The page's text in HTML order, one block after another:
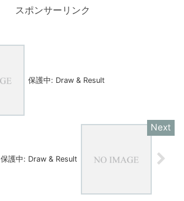
スポンサーリンク
保護中: Draw & Result
保護中: Draw & Result